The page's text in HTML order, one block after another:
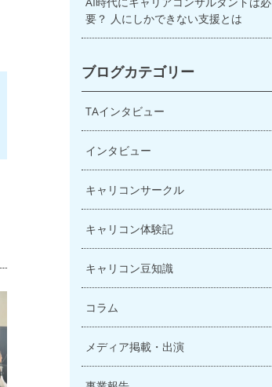
要？ 人にしかできない支援とは
ブログカテゴリー
TAインタビュー
インタビュー
キャリコンサークル
キャリコン体験記
キャリコン豆知識
コラム
メディア掲載・出演